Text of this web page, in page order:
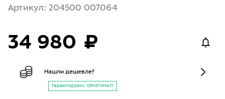
Артикул: 204500 007064
34 980 ₽
Нашли дешевле?
Гарантируем: ОРИГИНАЛ